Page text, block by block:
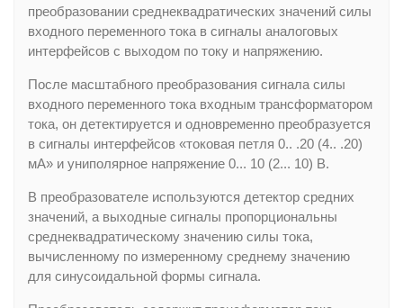
преобразовании среднеквадратических значений силы
входного переменного тока в сигналы аналоговых
интерфейсов с выходом по току и напряжению.
После масштабного преобразования сигнала силы
входного переменного тока входным трансформатором
тока, он детектируется и одновременно преобразуется
в сигналы интерфейсов «токовая петля 0.. .20 (4.. .20)
мА» и униполярное напряжение 0... 10 (2... 10) В.
В преобразователе используются детектор средних
значений, а выходные сигналы пропорциональны
среднеквадратическому значению силы тока,
вычисленному по измеренному среднему значению
для синусоидальной формы сигнала.